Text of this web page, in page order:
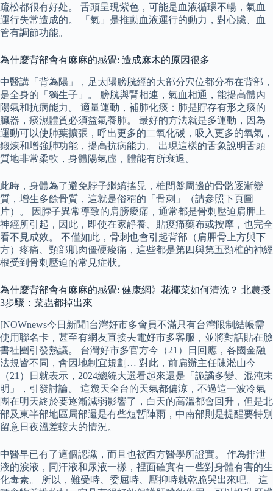
疏松都很有好处。 舌頭呈現紫色，可能是血液循環不暢，氣血
運行失常造成的。 「氣」是推動血液運行的動力，對心臟、血
管有調節功能。
為什麼背部會有麻麻的感覺: 造成麻木的原因很多
中醫講「背為陽」，足太陽膀胱經的大部分穴位都分布在背部，
是全身的「獨生子」。 膀胱與腎相連，氣血相通，能提高體內
陽氣和抗病能力。 適量運動，補肺化痰：肺是貯存有形之痰的
臟器，痰濕體質必須益氣養肺。 最好的方法就是多運動，因為
運動可以使肺葉擴張，呼出更多的二氧化碳，吸入更多的氧氣，
鍛煉和增強肺功能，提高抗病能力。 出現這樣的舌象說明舌頭
質地非常柔軟，身體陽氣虛，體能有所衰退。
此時，身體為了避免脖子繼續搖晃，椎間盤周邊的骨骼逐漸變
質，增生多餘骨質，這就是俗稱的「骨刺」（請參照下頁圖
片）。 因脖子異常導致的肩膀痠痛，通常都是骨刺壓迫肩胛上
神經所引起，因此，即使在家靜養、貼痠痛藥布或按摩，也完全
看不見成效。 不僅如此，骨刺也會引起背部（肩胛骨上方與下
方）疼痛、頸部肌肉僵硬痠痛，這些都是第四與第五頸椎的神經
根受到骨刺壓迫的常見症狀。
為什麼背部會有麻麻的感覺: 健康網》花椰菜如何清洗？ 北農授
3步驟：菜蟲都掉出來
[NOWnews今日新聞]台灣好市多會員不滿只有台灣限制結帳需
使用聯名卡，甚至有網友直接去電好市多客服，並將對話貼在臉
書社團引發熱議。 台灣好市多官方今（21）日回應，各國金融
法規皆不同，會因地制宜規劃… 對此，前扁辦主任陳淞山今
（21）日就表示，2024總統大選看起來還是「詭譎多變、混沌未
明」，引發討論。 這幾天全台的天氣都偏涼，不過這一波冷氣
團在明天終於要逐漸減弱影響了，白天的高溫都會回升，但是北
部及東半部地區局部還是有些短暫陣雨，中南部則是提醒要特別
留意日夜溫差較大的情況。
中醫早已有了這個認識，而且也被西方醫學所證實。 作為排泄
液的淚液，同汗液和尿液一樣，裡面確實有一些對身體有害的生
化毒素。 所以，難受時、委屈時、壓抑時就乾脆哭出來吧。 這